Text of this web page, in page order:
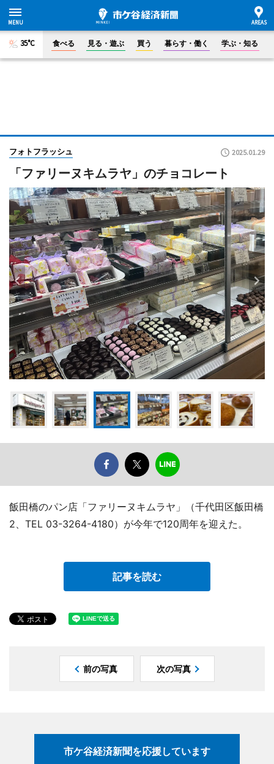
35°C 食べる 見る・遊ぶ 買う 暮らす・働く 学ぶ・知る
フォトフラッシュ 2025.01.29
「ファリーヌキムラヤ」のチョコレート
飯田橋のパン店「ファリーヌキムラヤ」（千代田区飯田橋
2、TEL 03-3264-4180）が今年で120周年を迎えた。
記事を読む
前の写真 次の写真
市ケ谷経済新聞を応援しています